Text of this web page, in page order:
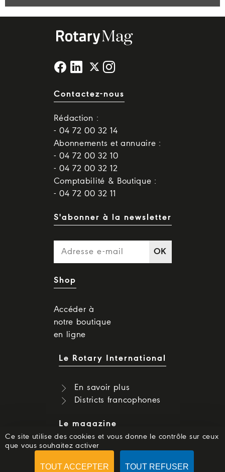
Contactez-nous
Rédaction :
- 04 72 00 32 14
Abonnements et annuaire :
- 04 72 00 32 10
- 04 72 00 32 12
Comptabilité & Boutique :
- 04 72 00 32 11
S'abonner à la newsletter
OK
Shop
Accéder à
notre boutique
en ligne
Le Rotary International
En savoir plus
Districts francophones
Le magazine
Dernier numéro
Numéros précédents
Ce site utilise des cookies et vous donne le contrôle sur ceux
que vous souhaitez activer
TOUT ACCEPTER TOUT REFUSER